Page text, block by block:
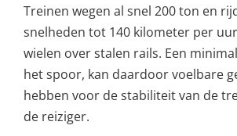
Treinen wegen al snel 200 ton en
snelheden tot 140 kilometer per
wielen over stalen rails. Een
het spoor, kan daardoor voelbare
hebben voor de stabiliteit van de
de reiziger.